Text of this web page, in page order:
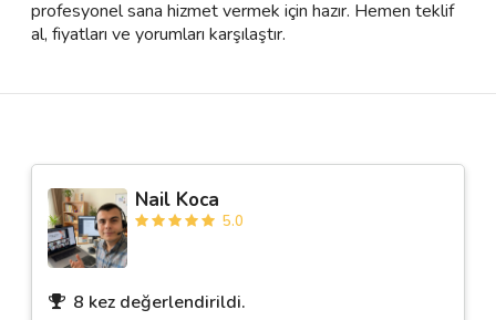
İletişim
profesyonel sana hizmet vermek için hazır. Hemen teklif
al, fiyatları ve yorumları karşılaştır.
Nail Koca
5.0
8 kez değerlendirildi.